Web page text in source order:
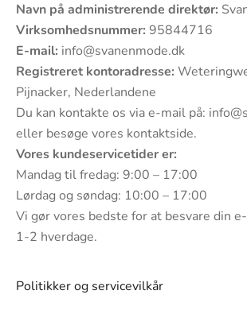
Navn på administrerende direktør:
Virksomhedsnummer: 95844716
E-mail: info@svanenmode.dk
Registreret kontoradresse:
Pijnacker, Nederlandene
Du kan kontakte os via e-mail på:
eller besøge vores kontaktside.
Vores kundeservicetider er:
Mandag til fredag: 9:00 – 17:00
Lørdag og søndag: 10:00 – 17:00
Vi gør vores bedste for at besvare din
1-2 hverdage.
Politikker og servicevilkår